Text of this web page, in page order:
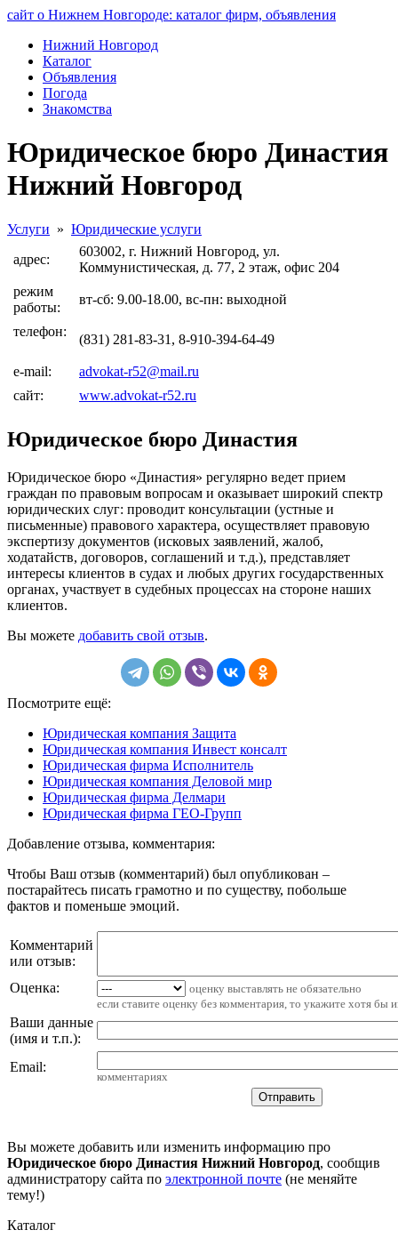
сайт о Нижнем Новгороде: каталог фирм, объявления
Нижний Новгород
Каталог
Объявления
Погода
Знакомства
Юридическое бюро Династия
Нижний Новгород
Услуги » Юридические услуги
адрес:
603002, г. Нижний Новгород, ул.
Коммунистическая, д. 77, 2 этаж, офис 204
режим
работы:
вт-сб: 9.00-18.00, вс-пн: выходной
телефон:
(831) 281-83-31, 8-910-394-64-49
e-mail:
advokat-r52@mail.ru
сайт:
www.advokat-r52.ru
Юридическое бюро Династия
Юридическое бюро «Династия» регулярно ведет прием
граждан по правовым вопросам и оказывает широкий спектр
юридических слуг: проводит консультации (устные и
письменные) правового характера, осуществляет правовую
экспертизу документов (исковых заявлений, жалоб,
ходатайств, договоров, соглашений и т.д.), представляет
интересы клиентов в судах и любых других государственных
органах, участвует в судебных процессах на стороне наших
клиентов.
Вы можете добавить свой отзыв.
Посмотрите ещё:
Юридическая компания Защита
Юридическая компания Инвест консалт
Юридическая фирма Исполнитель
Юридическая компания Деловой мир
Юридическая фирма Делмари
Юридическая фирма ГЕО-Групп
Добавление отзыва, комментария:
Чтобы Ваш отзыв (комментарий) был опубликован –
постарайтесь писать грамотно и по существу, побольше
фактов и поменьше эмоций.
Комментарий
или отзыв:
Оценка:
оценку выставлять не обязательно
если ставите оценку без комментария, то укажите хотя бы
Ваши данные
(имя и т.п.):
Email:
комментариях
Вы можете добавить или изменить информацию про
Юридическое бюро Династия Нижний Новгород, сообщив
администратору сайта по электронной почте (не меняйте
тему!)
Каталог